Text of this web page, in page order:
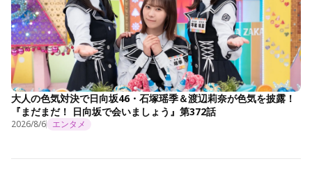
大人の色気対決で日向坂46・石塚瑶季＆渡辺莉奈が色気を披露！
『まだまだ！ 日向坂で会いましょう』第372話
2026/8/6 エンタメ